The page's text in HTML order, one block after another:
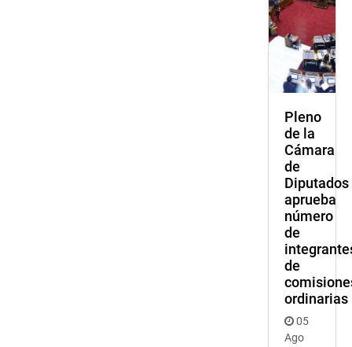
Pleno
de la
Cámara
de
Diputados
aprueba
número
de
de
ordinarias
05
Ago